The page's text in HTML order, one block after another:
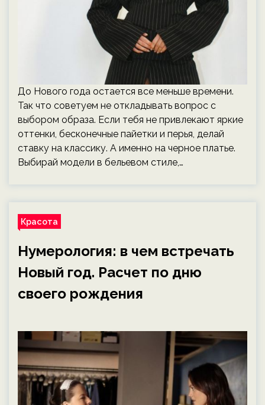
До Нового года остается все меньше времени.
Так что советуем не откладывать вопрос с
выбором образа. Если тебя не привлекают яркие
оттенки, бесконечные пайетки и перья, делай
ставку на классику. А именно на черное платье.
Выбирай модели в бельевом стиле,…
Красота
Нумерология: в чем встречать
Новый год. Расчет по дню
своего рождения